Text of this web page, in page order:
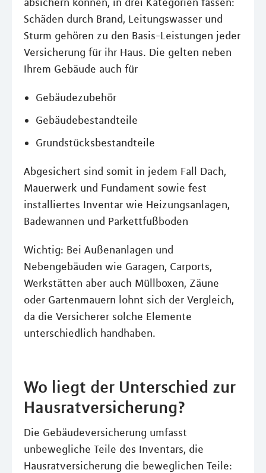
Schäden durch Brand, Leitungswasser und
Sturm gehören zu den Basis-Leistungen jeder
Versicherung für ihr Haus. Die gelten neben
Ihrem Gebäude auch für
Gebäudezubehör
Gebäudebestandteile
Grundstücksbestandteile
Abgesichert sind somit in jedem Fall Dach,
Mauerwerk und Fundament sowie fest
installiertes Inventar wie Heizungsanlagen,
Badewannen und Parkettfußboden
Wichtig: Bei Außenanlagen und
Nebengebäuden wie Garagen, Carports,
Werkstätten aber auch Müllboxen, Zäune
oder Gartenmauern lohnt sich der Vergleich,
da die Versicherer solche Elemente
unterschiedlich handhaben.
Wo liegt der Unterschied zur
Hausratversicherung?
Die Gebäudeversicherung umfasst
unbewegliche Teile des Inventars, die
Hausratversicherung die beweglichen Teile: